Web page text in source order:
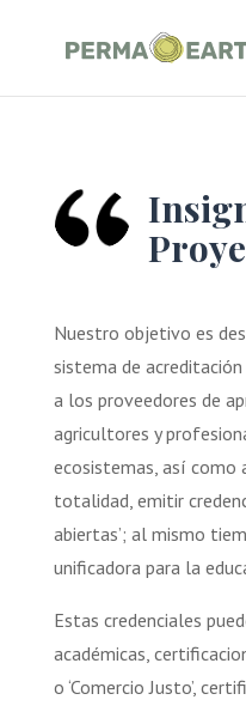
Nuestro objetivo es
sistema de
a los proveedores de
agricultores y
ecosistemas, así como
totalidad, emitir
abiertas’; al mismo
unificadora para la
Estas credenciales
académicas,
o ‘Comercio Justo’,